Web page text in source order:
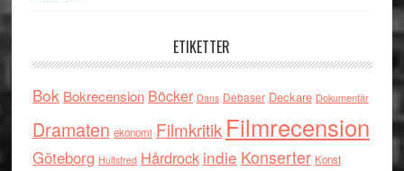
ETIKETTER
Bok Bokrecension Böcker Dans Debaser Deckare Dokumentär
Dramaten ekonomi Filmkritik Filmrecension
Göteborg Hultsfred Hårdrock indie Konserter Konst